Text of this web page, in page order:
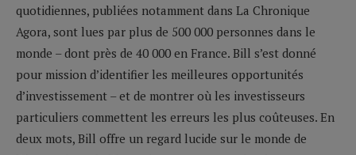
quotidiennes, publiées notamment dans La Chronique
Agora, sont lues par plus de 500 000 personnes dans le
monde – dont près de 40 000 en France. Bill s’est donné
pour mission d’identifier les meilleures opportunités
d’investissement – et de montrer où les investisseurs
particuliers commettent les erreurs les plus coûteuses. En
deux mots, Bill offre un regard lucide sur le monde de